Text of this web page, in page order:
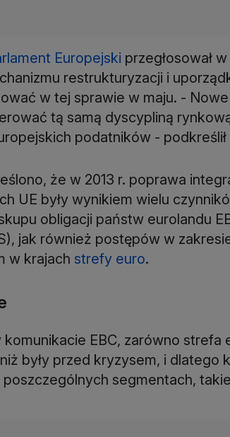
Europejski przegłosował
restrukturyzacji i
w tej sprawie w maju. -
tą samą dyscypliną
podatników - podkreślił
że w 2013 r. poprawa
UE były wynikiem wielu
obligacji państw eurolandu
jak również postępów w
w krajach strefy euro.
EBC, zarówno strefa
były przed kryzysem, i dlatego
segmentach,